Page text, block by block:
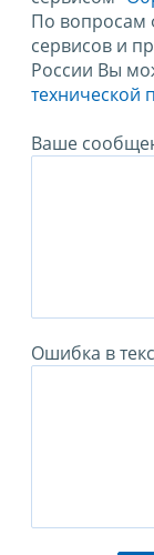
По вопросам
сервисов и
России Вы
технической
Ваше
Ошибка в